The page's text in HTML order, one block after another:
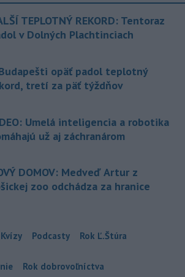
TEPLOTNÝ REKORD: Tentoraz
v Dolných Plachtinciach
opäť padol teplotný
tretí za päť týždňov
Umelá inteligencia a robotika
už aj záchranárom
DOMOV: Medveď Artur z
zoo odchádza za hranice
Kvízy Podcasty Rok Ľ.Štúra
Rok dobrovoľníctva